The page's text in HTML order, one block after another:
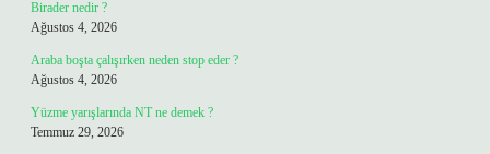
Birader nedir ?
Ağustos 4, 2026
Araba boşta çalışırken neden stop eder ?
Ağustos 4, 2026
Yüzme yarışlarında NT ne demek ?
Temmuz 29, 2026